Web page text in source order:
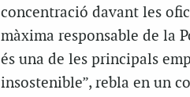
concentració davant les
màxima responsable de la
és una de les principals
insostenible”, rebla en un